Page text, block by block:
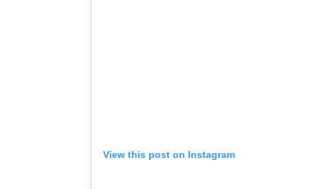
View this post on Instagram